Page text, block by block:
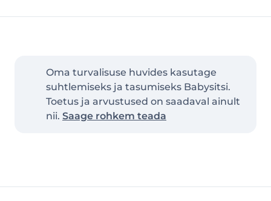
Oma turvalisuse huvides kasutage
suhtlemiseks ja tasumiseks Babysitsi.
Toetus ja arvustused on saadaval ainult
nii. Saage rohkem teada